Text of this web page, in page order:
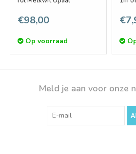
€98,00
Op voorraad
Meld je aan voor onze